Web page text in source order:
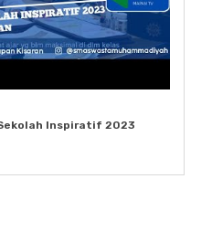
Inspiratif 2023